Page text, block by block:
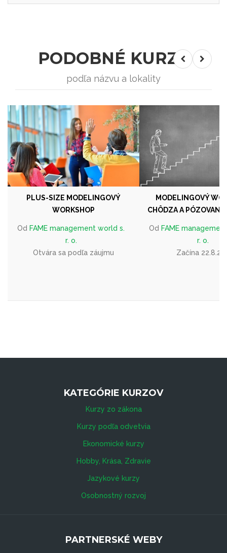
PODOBNÉ KURZY
podľa názvu a lokality
PLUS-SIZE MODELINGOVÝ
WORKSHOP
Od FAME management world s.
r. o.
Otvára sa podľa záujmu
MODELINGOVÝ
CHÔDZA A
Od FAME
r. o.
Začína
KATEGÓRIE KURZOV
Kurzy zo zákona
Kurzy podľa odvetvia
Ekonomické kurzy
Hobby, Krása, Zdravie
Jazykové kurzy
Osobnostný rozvoj
PARTNERSKÉ WEBY